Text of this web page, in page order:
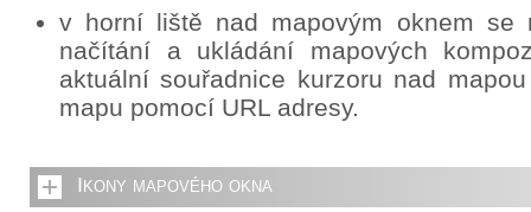
v horní liště nad mapovým oknem se
načítání a ukládání mapových
aktuální souřadnice kurzoru nad
mapu pomocí URL adresy.
Ikony mapového okna